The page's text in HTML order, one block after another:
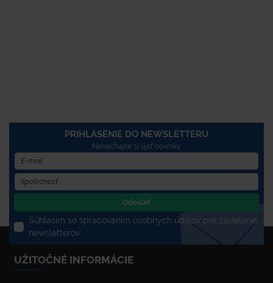
PRIHLÁSENIE DO NEWSLETTERU
Nenechajte si újsť novinky
Odoslať
Súhlasím so spracovaním osobných údajov pre zasielanie
newsletterov
UŽITOČNÉ INFORMÁCIE